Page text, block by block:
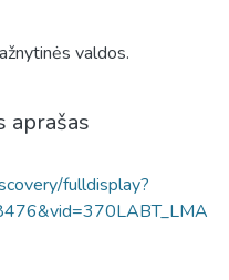
valdos.
aprašas
fulldisplay?